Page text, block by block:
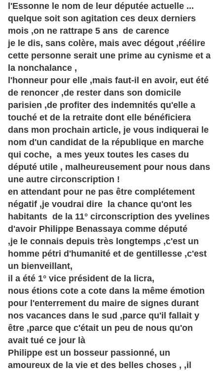
l'Essonne le nom de leur députée actuelle ...
quelque soit son agitation ces deux derniers
mois ,on ne rattrape 5 ans de carence
je le dis, sans colère, mais avec dégout ,réélire
cette personne serait une prime au cynisme et a
la nonchalance ,
l'honneur pour elle ,mais faut-il en avoir, eut été
de renoncer ,de rester dans son domicile
parisien ,de profiter des indemnités qu'elle a
touché et de la retraite dont elle bénéficiera
dans mon prochain article, je vous indiquerai le
nom d'un candidat de la république en marche
qui coche, a mes yeux toutes les cases du
député utile , malheureusement pour nous dans
une autre circonscription !
en attendant pour ne pas être complétement
négatif ,je voudrai dire la chance qu'ont les
habitants de la 11° circonscription des yvelines
d'avoir Philippe Benassaya comme député
,je le connais depuis très longtemps ,c'est un
homme pétri d'humanité et de gentillesse ,c'est
un bienveillant,
il a été 1° vice président de la licra,
nous étions cote a cote dans la même émotion
pour l'enterrement du maire de signes durant
nos vacances dans le sud ,parce qu'il fallait y
être ,parce que c'était un peu de nous qu'on
avait tué ce jour là
Philippe est un bosseur passionné, un
amoureux de la vie et des belles choses , ,il